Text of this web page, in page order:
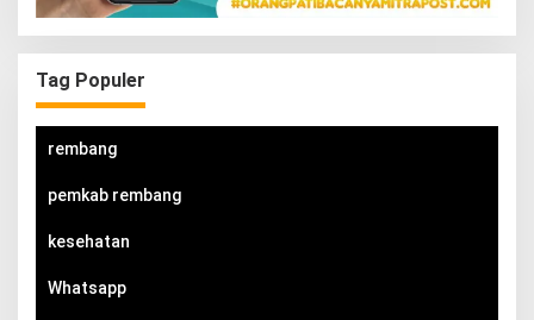
Tag Populer
rembang
pemkab rembang
kesehatan
Whatsapp